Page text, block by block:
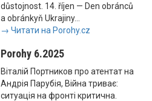
důstojnost. 14. říjen — Den obránců
a obránkyň Ukrajiny...
→ Читати на Porohy.cz
Porohy 6.2025
Віталій Портников про атентат на
Андрія Парубія, Війна триває:
ситуація на фронті критична.